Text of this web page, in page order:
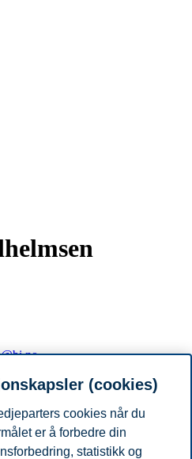
Disclaimer
(cookies)
cookies når du
er å forbedre din
statistikk og